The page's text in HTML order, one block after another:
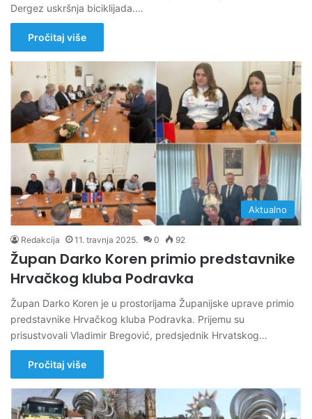
Dergez uskršnja biciklijada.…
Pročitaj više
Aktualno
Redakcija 11. travnja 2025. 0 92
Župan Darko Koren primio predstavnike
Hrvačkog kluba Podravka
Župan Darko Koren je u prostorijama Županijske uprave primio
predstavnike Hrvačkog kluba Podravka. Prijemu su
prisustvovali Vladimir Bregović, predsjednik Hrvatskog…
Pročitaj više